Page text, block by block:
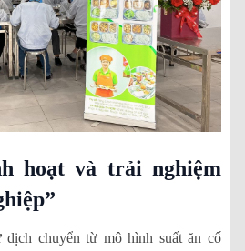
hoạt và trải nghiệm
dịch chuyển từ mô hình suất ăn cố